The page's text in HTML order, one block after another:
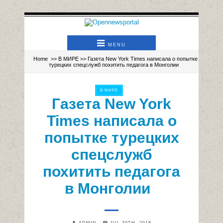
MENU
Home >> В МИРЕ>> Газета New York Times написала о попытке
турецких спецслужб похитить педагога в Монголии
В МИРЕ
Газета New York
Times написала о
попытке турецких
спецслужб
похитить педагога
в Монголии